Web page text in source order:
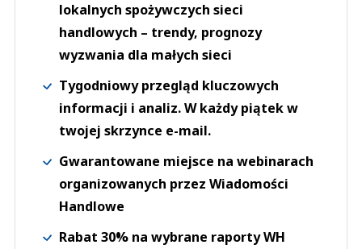
lokalnych spożywczych sieci
handlowych – trendy, prognozy
wyzwania dla małych sieci
Tygodniowy przegląd kluczowych
informacji i analiz. W każdy piątek w
twojej skrzynce e-mail.
Gwarantowane miejsce na webinarach
organizowanych przez Wiadomości
Handlowe
Rabat 30% na wybrane raporty WH